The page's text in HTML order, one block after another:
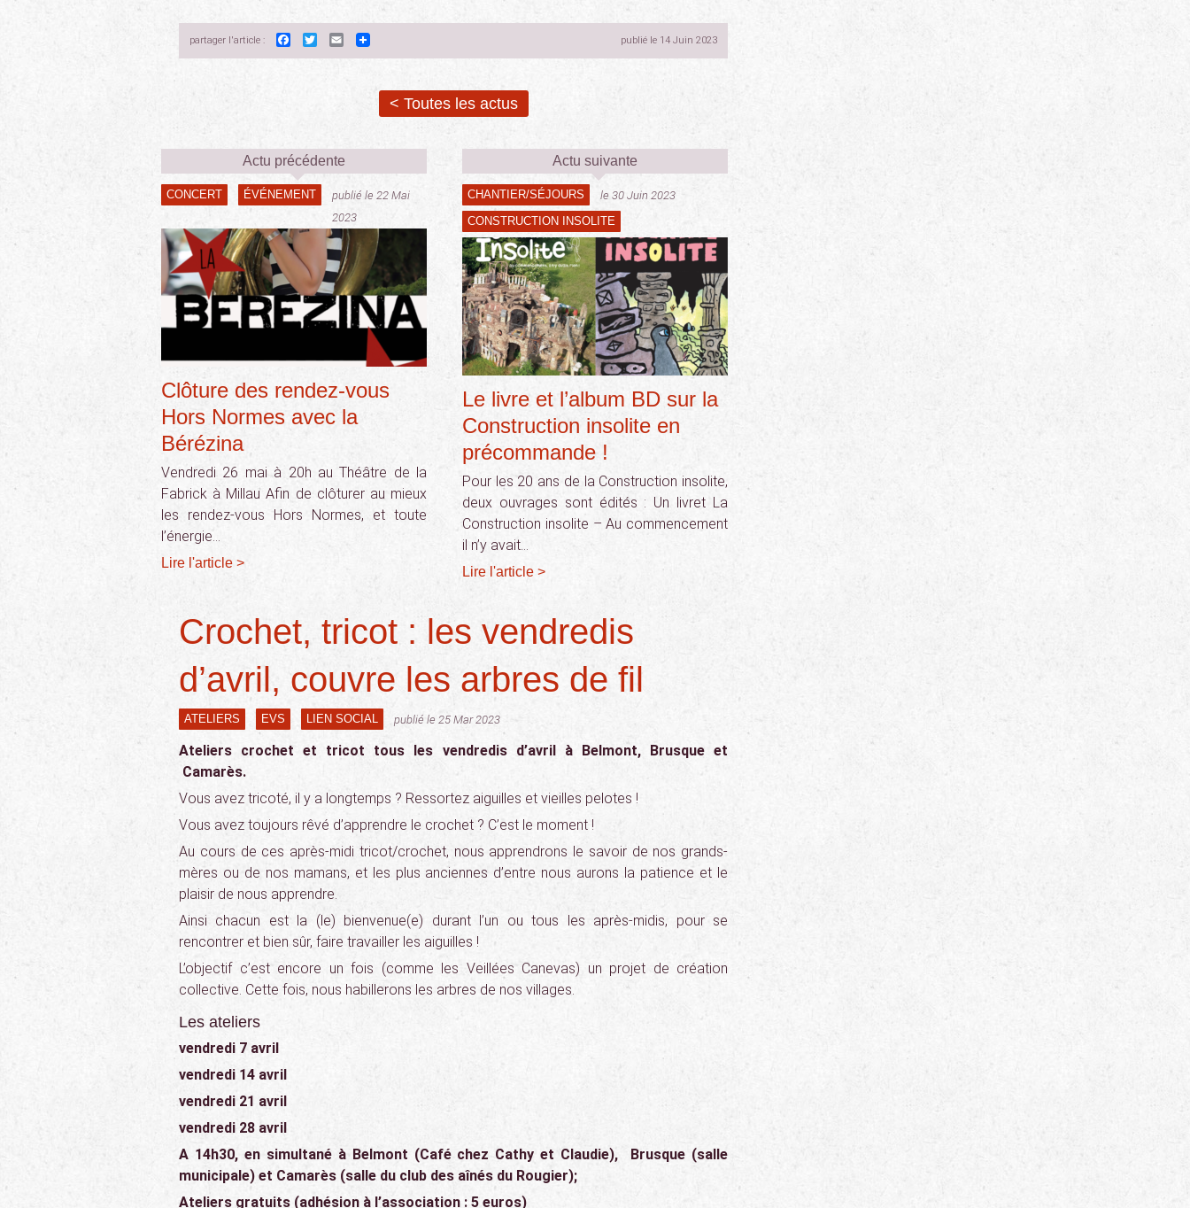
partager l'article : Facebook
TwitterEmail publié le 14 Juin 2023
< Toutes les actus
Actu précédente
CONCERT ÉVÉNEMENT
publié le 22 Mai
2023
Clôture des rendez-vous
Hors Normes avec la
Bérézina
Vendredi 26 mai à 20h au Théâtre de la
Fabrick à Millau Afin de clôturer au mieux
les rendez-vous Hors Normes, et toute
l’énergie…
Lire l'article >
Actu suivante
CHANTIER/SÉJOURS
CONSTRUCTION INSOLITE
le 30 Juin 2023
Le livre et l’album BD sur la
Construction insolite en
précommande !
Pour les 20 ans de la Construction insolite,
deux ouvrages sont édités : Un livret La
Construction insolite – Au commencement
il n’y avait…
Lire l'article >
Crochet, tricot : les vendredis
d’avril, couvre les arbres de fil
ATELIERS EVS LIEN SOCIAL publié le 25 Mar 2023
Ateliers crochet et tricot tous les vendredis d’avril à Belmont, Brusque et
Camarès.
Vous avez tricoté, il y a longtemps ? Ressortez aiguilles et vieilles pelotes !
Vous avez toujours rêvé d’apprendre le crochet ? C’est le moment !
Au cours de ces après-midi tricot/crochet, nous apprendrons le savoir de nos grands-
mères ou de nos mamans, et les plus anciennes d’entre nous aurons la patience et le
plaisir de nous apprendre.
Ainsi chacun est la (le) bienvenue(e) durant l’un ou tous les après-midis, pour se
rencontrer et bien sûr, faire travailler les aiguilles !
L’objectif c’est encore un fois (comme les Veillées Canevas) un projet de création
collective. Cette fois, nous habillerons les arbres de nos villages.
Les ateliers
vendredi 7 avril
vendredi 14 avril
vendredi 21 avril
vendredi 28 avril
A 14h30, en simultané à Belmont (Café chez Cathy et Claudie),
Brusque (salle
municipale) et Camarès (salle du club des aînés du Rougier);
Ateliers gratuits (adhésion à l’association : 5 euros)